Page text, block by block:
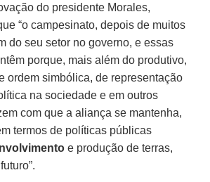
do presidente Morales,
“o campesinato, depois de muitos
do seu setor no governo, e essas
porque, mais além do produtivo,
ordem simbólica, de representação
na sociedade e em outros
com que a aliança se mantenha,
termos de políticas públicas
e produção de terras,